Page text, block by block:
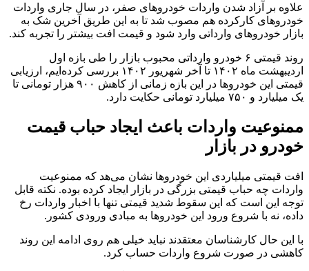
علاوه بر آزاد شدن واردات خودرو‌های صفر، در سال جاری واردات
خودرو‌های کارکرده هم مصوب شد تا به این طریق آخرین شک به
بازار خودرو‌های وارداتی وارد شود و قیمت افت بیشتر را تجربه کند.
روند قیمتی ۶ خودرو وارداتی محبوب بازار را طی بازه اول
اردیبهشت ماه ۱۴۰۲ تا آخر شهریور ۱۴۰۲ بررسی کرده‌ایم، ارزیابی
قیمتی این خودرو‌ها در این بازه زمانی از کاهش ۹۰۰ هزار تومانی تا
یک میلیارد و ۷۵۰ میلیارد تومانی حکایت دارد.
ممنوعیت واردات باعث ایجاد حباب قیمت
خودرو در بازار
افت قیمتی میلیاردی این خودرو‌ها نشان می‌هد که ممنوعیت
واردات چه حباب قیمتی بزرگی در بازار ایجاد کرده بوده. نکته قابل
توجه این است که این سقوط شدید قیمتی تنها با اخبار واردات رخ
داده، نه با شروع ورود این خودرو‌ها به مبادی ورودی کشور.
با این حال کارشناسان معتقدند نباید خیلی هم روی ادامه این روند
کاهشی در صورت شروع واردات حساب کرد.